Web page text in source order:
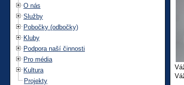
O nás
Služby
Pobočky (odbočky)
Kluby
Podpora naší činnosti
Pro média
Kultura
Projekty